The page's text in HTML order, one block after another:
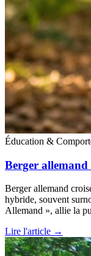
Éducation &
Berger
Berger allemand
hybride, souvent
Allemand », allie la
Lire l'article →